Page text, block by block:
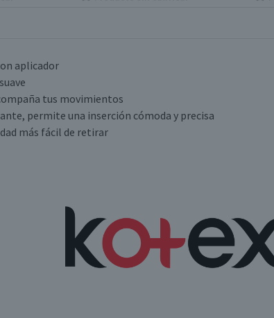
aplicador
tus movimientos
permite una inserción cómoda y precisa
más fácil de retirar